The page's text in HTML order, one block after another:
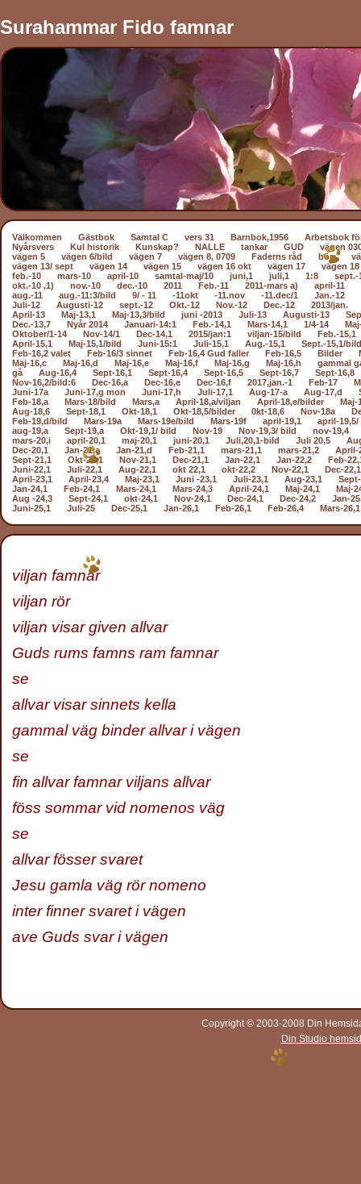
Surahammar Fido famnar
Välkommen Gästbok Samtal C vers 31 Barnbok,1956
Arbetsbok
Nyårsvers
Kul historik Kunskap? NALLE tankar GUD
vägen
vägen 5
vägen 6/bild vägen 7 vägen 8, 0709 Faderns råd bön
vägen 13/ sept
vägen 14 vägen 15 vägen 16 okt vägen 17
vägen 18
feb.-10
mars-10 april-10 samtal-maj/10 juni,1 juli,1 1:8
sept.-
okt.-10 ,1)
nov.-10 dec.-10 2011 Feb.-11 2011-mars a)
april-11
aug.-11
aug.-11:3/bild 9/ - 11 -11okt -11.nov -11.dec/1
Jan.-12
Juli-12
Augusti-12 sept.-12 Okt.-12 Nov.-12 Dec.-12
2013/jan.
April-13
Maj-13,1 Maj-13,3/bild juni -2013 Juli-13 Augusti-13
Dec.-13,7
Nyår 2014 Januari-14:1 Feb.-14,1 Mars-14,1 1/4-14
Oktober/1-14
Nov-14/1 Dec-14,1 2015/jan:1 viljan-15/bild
Feb.-15,1
April-15,1
Maj-15,1/bild Juni-15:1 Juli-15,1 Aug.-15,1
Sept.-15,1/
Feb-16,2 valet
Feb-16/3 sinnet Feb-16,4 Gud faller Feb-16,5 Bilder
Maj-16,c
Maj-16,d Maj-16,e Maj-16,f Maj-16,g Maj-16,h
gammal
gå
Aug-16,4 Sept-16,1 Sept-16,4 Sept-16,5 Sept-16,7
Sept-16,8
Nov-16,2/bild:6
Dec-16,a Dec-16,e Dec-16,f 2017,jan.-1 Feb-17
Juni-17a
Juni-17,g mon Juni-17,h Juli-17,1 Aug-17-a Aug-17,d
Feb-18,a
Mars-18/bild Mars,a April-18,a/viljan April-18,e/bilder
Maj-
Aug-18,6
Sept-18,1 Okt-18,1 Okt-18,5/bilder 0kt-18,6 Nov-18a
Feb-19,d/bild
Mars-19a Mars-19e/bild Mars-19f april-19,1
april-
aug-19,a
Sept-19,a Okt-19,1/ bild Nov-19 Nov-19,3/ bild
nov-19,4
mars-20,i
april-20,1 maj-20,1 juni-20,1 Juli,20,1-bild Juli 20,5
Dec-20,1
Jan-21,a Jan-21,d Feb-21,1 mars-21,1 mars-21,2
April-
Sept-21,1
Okt-21,1 Nov-21,1 Dec-21,1 Jan-22,1 Jan-22,2
Feb-
Juni-22,1
Juli-22,1 Aug-22,1 okt 22,1 okt-22,2 Nov-22,1
Dec-22,1
April-23,1
April-23,4 Maj-23,1 Juni -23,1 Juli-23,1 Aug-23,1
Jan-24,1
Feb-24,1 Mars-24,1 Mars-24,3 April-24,1 Maj-24,1
Maj-
Aug -24,3
Sept-24,1 okt-24,1 Nov-24,1 Dec-24,1 Dec-24,2
Jan-
Juni-25,1
Juli-25 Dec-25,1 Jan-26,1 Feb-26,1 Feb-26,4 Mars-26,1
viljan famnar
viljan rör
viljan visar given allvar
Guds rums famns ram famnar
se
allvar visar sinnets kella
gammal väg binder allvar i vägen
se
fin allvar famnar viljans allvar
föss sommar vid nomenos väg
se
allvar fösser svaret
Jesu gamla väg rör nomeno
inter finner svaret i vägen
ave Guds svar i vägen
Copyright © 2003-2008 Din
Din Studio